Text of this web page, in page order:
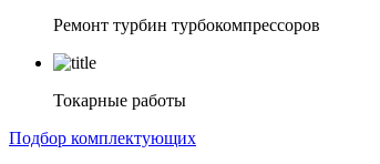
Ремонт турбин турбокомпрессоров
Токарные работы
Подбор комплектующих